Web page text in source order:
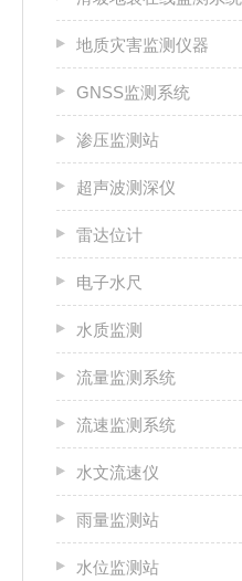
地质灾害监测仪器
GNSS监测系统
渗压监测站
超声波测深仪
雷达位计
电子水尺
水质监测
流量监测系统
流速监测系统
水文流速仪
雨量监测站
水位监测站